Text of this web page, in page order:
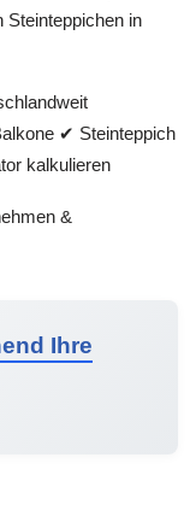
Steinteppichen in
✔ Steinteppich
kalkulieren
&
Ihre